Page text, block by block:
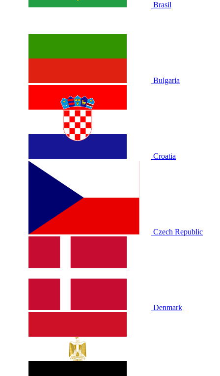
Brasil
Bulgaria
Croatia
Czech Republic
Denmark